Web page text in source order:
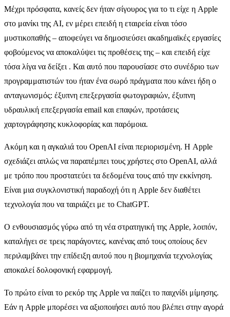
Μέχρι πρόσφατα, κανείς δεν ήταν σίγουρος για το τι είχε η Apple
στο μανίκι της AI, εν μέρει επειδή η εταιρεία είναι τόσο
μυστικοπαθής – αποφεύγει να δημοσιεύσει ακαδημαϊκές εργασίες
φοβούμενος να αποκαλύψει τις προθέσεις της – και επειδή είχε
τόσα λίγα να δείξει . Και αυτό που παρουσίασε στο συνέδριο των
προγραμματιστών του ήταν ένα σωρό πράγματα που κάνει ήδη ο
ανταγωνισμός: έξυπνη επεξεργασία φωτογραφιών, έξυπνη
υδραυλική επεξεργασία email και επαφών, προτάσεις
χαρτογράφησης κυκλοφορίας και παρόμοια.
Ακόμη και η αγκαλιά του OpenAI είναι περιορισμένη. Η Apple
σχεδιάζει απλώς να παραπέμπει τους χρήστες στο OpenAI, αλλά
με τρόπο που προστατεύει τα δεδομένα τους από την εκκίνηση.
Είναι μια συγκλονιστική παραδοχή ότι η Apple δεν διαθέτει
τεχνολογία που να ταιριάζει με το ChatGPT.
Ο ενθουσιασμός γύρω από τη νέα στρατηγική της Apple, λοιπόν,
καταλήγει σε τρεις παράγοντες, κανένας από τους οποίους δεν
περιλαμβάνει την επίδειξη αυτού που η βιομηχανία τεχνολογίας
αποκαλεί δολοφονική εφαρμογή.
Το πρώτο είναι το ρεκόρ της Apple να παίζει το παιχνίδι μίμησης.
Εάν η Apple μπορέσει να αξιοποιήσει αυτό που βλέπει στην αγορά